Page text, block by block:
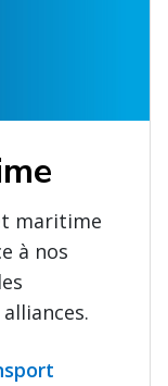
maritime
à nos